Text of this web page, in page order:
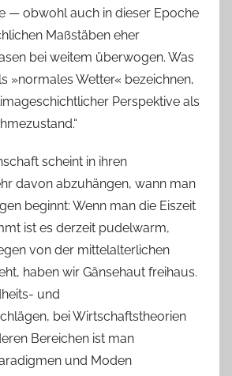
— obwohl auch in dieser Epoche
Maßstäben eher
bei weitem überwogen. Was
»normales Wetter« bezeichnen,
Perspektive als
scheint in ihren
davon abzuhängen, wann man
beginnt: Wenn man die Eiszeit
ist es derzeit pudelwarm,
von der mittelalterlichen
haben wir Gänsehaut freihaus.
und
bei Wirtschaftstheorien
Bereichen ist man
und Moden